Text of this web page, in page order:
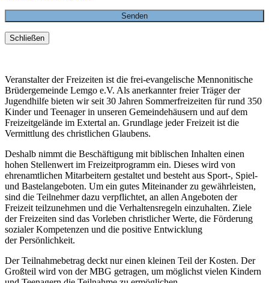
Schließen
Veranstalter der Freizeiten ist die frei-evangelische Mennonitische
Brüdergemeinde Lemgo e.V. Als anerkannter freier Träger der
Jugendhilfe bieten wir seit 30 Jahren Sommerfreizeiten für rund 350
Kinder und Teenager in unseren Gemeindehäusern und auf dem
Freizeitgelände im Extertal an. Grundlage jeder Freizeit ist die
Vermittlung des christlichen Glaubens.
Deshalb nimmt die Beschäftigung mit biblischen Inhalten einen
hohen Stellenwert im Freizeitprogramm ein. Dieses wird von
ehrenamtlichen Mitarbeitern gestaltet und besteht aus Sport-, Spiel-
und Bastelangeboten. Um ein gutes Miteinander zu gewährleisten,
sind die Teilnehmer dazu verpflichtet, an allen Angeboten der
Freizeit teilzunehmen und die Verhaltensregeln einzuhalten. Ziele
der Freizeiten sind das Vorleben christlicher Werte, die Förderung
sozialer Kompetenzen und die positive Entwicklung
der Persönlichkeit.
Der Teilnahmebetrag deckt nur einen kleinen Teil der Kosten. Der
Großteil wird von der MBG getragen, um möglichst vielen Kindern